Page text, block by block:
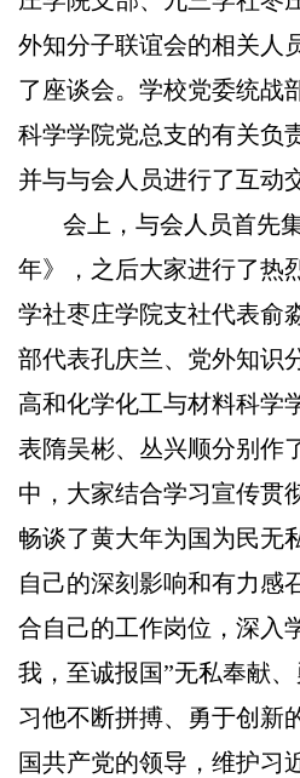
外知分子联谊会的相关人
了座谈会。学校党委统战
科学学院党总支的有关负
并与与会人员进行了互动
会上，与会人员首先
年》，之后大家进行了热
学社枣庄学院支社代表俞
部代表孔庆兰、党外知识
高和化学化工与材料科学
表隋吴彬、丛兴顺分别作
中，大家结合学习宣传贯
畅谈了黄大年为国为民无
自己的深刻影响和有力感
合自己的工作岗位，深入
我，至诚报国”无私奉献
习他不断拼搏、勇于创新
国共产党的领导，维护习